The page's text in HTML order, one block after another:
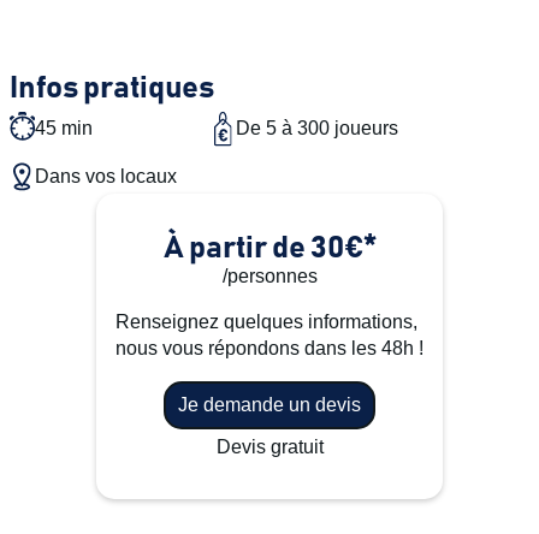
Infos pratiques
45 min De 5 à 300 joueurs
Dans vos locaux
À partir de 30€*
/personnes
Renseignez quelques informations,
nous vous répondons dans les 48h !
Je demande un devis
Devis gratuit